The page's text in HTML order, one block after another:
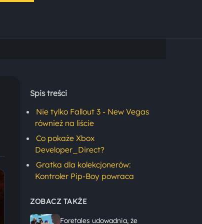
Spis treści
Nie tylko Fallout 3 - New Vegas
również na liście
Co pokaże Xbox
Developer_Direct?
Gratka dla kolekcjonerów:
Kontroler Pip-Boy powraca
ZOBACZ TAKŻE
Foretales udowadnia, że